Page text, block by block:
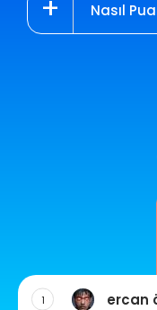
Nasıl
1 ercan